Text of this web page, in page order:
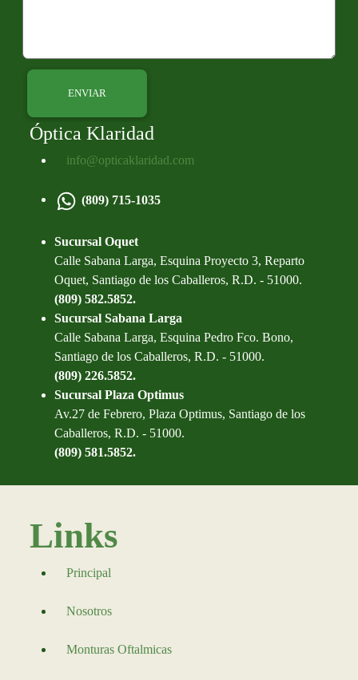
Óptica Klaridad
info@opticaklaridad.com
(809) 715-1035
Sucursal Oquet
Calle Sabana Larga, Esquina Proyecto 3, Reparto
Oquet, Santiago de los Caballeros, R.D. - 51000.
(809) 582.5852.
Sucursal Sabana Larga
Calle Sabana Larga, Esquina Pedro Fco. Bono,
Santiago de los Caballeros, R.D. - 51000.
(809) 226.5852.
Sucursal Plaza Optimus
Av.27 de Febrero, Plaza Optimus, Santiago de los
Caballeros, R.D. - 51000.
(809) 581.5852.
Links
Principal
Nosotros
Monturas Oftalmicas